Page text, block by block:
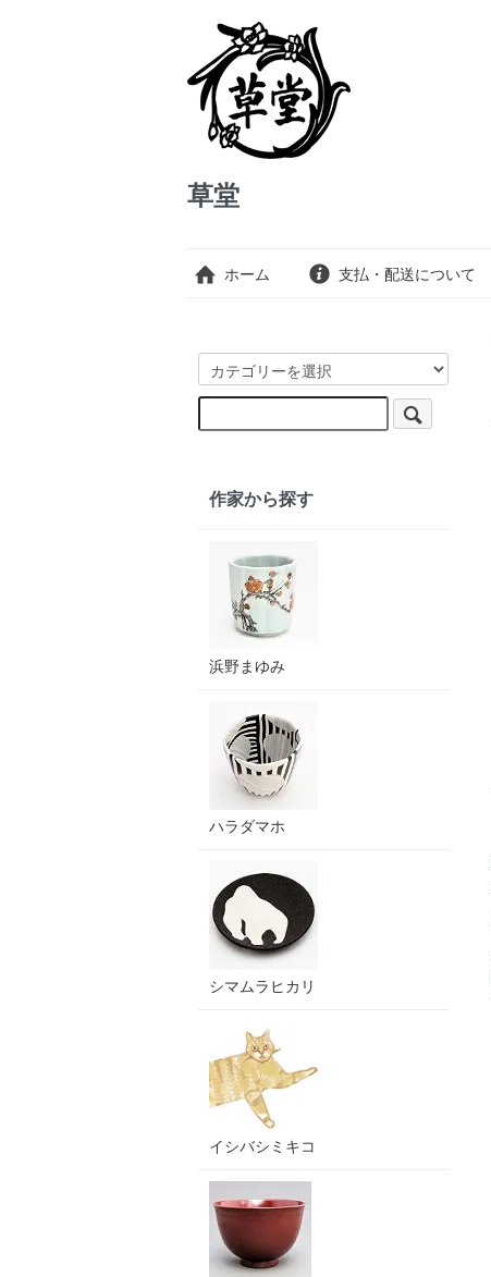
草堂
ホーム 支払・配送について
作家から探す
浜野まゆみ
ハラダマホ
シマムラヒカリ
イシバシミキコ